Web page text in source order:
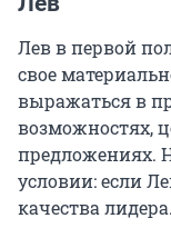
Лев в первой
свое
выражаться в
возможностях,
предложениях.
условии: если
качества лидера.